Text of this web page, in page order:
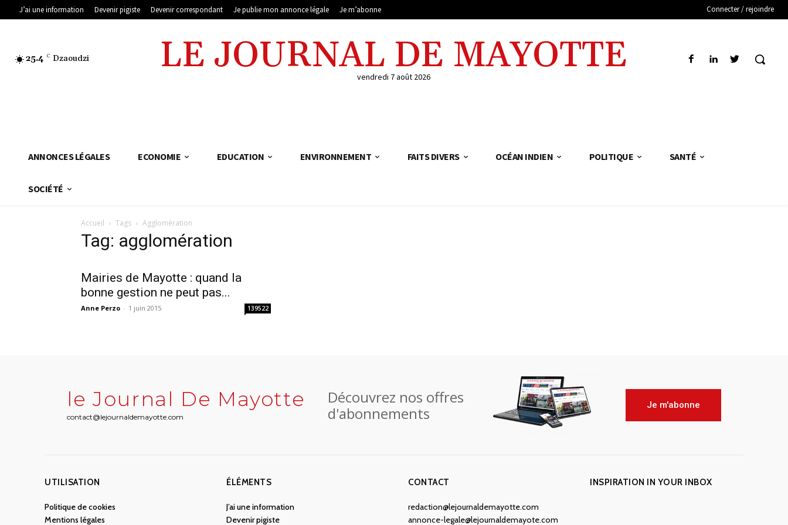
J’ai une information Devenir pigiste Devenir correspondant Je publie mon annonce légale Je m’abonne Connecter / rejoindre
25.4 C Dzaoudzi LE JOURNAL DE MAYOTTE
vendredi 7 août 2026
ANNONCES LÉGALES ECONOMIE EDUCATION ENVIRONNEMENT FAITS DIVERS OCÉAN INDIEN POLITIQUE SANTÉ
SOCIÉTÉ
Accueil Tags Agglomération
Tag: agglomération
Mairies de Mayotte : quand la
bonne gestion ne peut pas...
Anne Perzo - 1 juin 2015 139522
le Journal De Mayotte
contact@lejournaldemayotte.com
Découvrez nos offres
d'abonnements
Je m'abonne
UTILISATION
Politique de cookies
Mentions légales
ÉLÉMENTS
J’ai une information
Devenir pigiste
CONTACT
redaction@lejournaldemayotte.com
annonce-legale@lejournaldemayote.com
INSPIRATION IN YOUR INBOX